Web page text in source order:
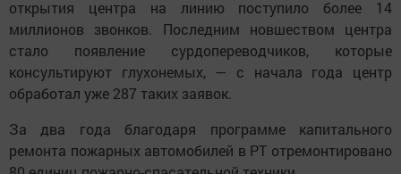
открытия центра на линию поступило более 14
миллионов звонков. Последним новшеством центра
стало появление сурдопереводчиков, которые
консультируют глухонемых, — с начала года центр
обработал уже 287 таких заявок.
За два года благодаря программе капитального
ремонта пожарных автомобилей в РТ отремонтировано